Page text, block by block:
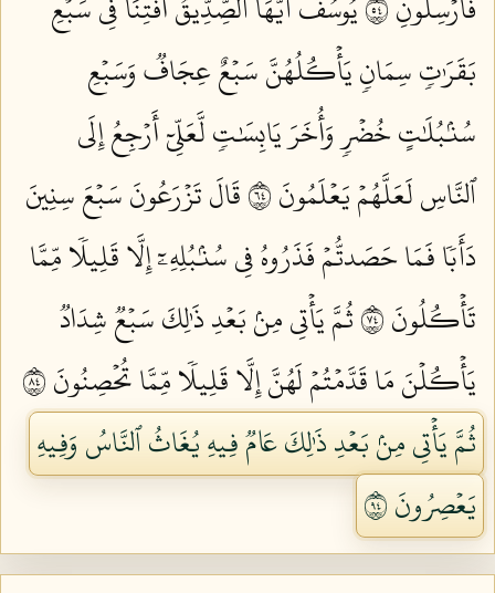
بَقَرَٰتٖ سِمَانٖ يَأۡكُلُهُنَّ سَبۡعٌ عِجَافٞ وَسَبۡعِ
سُنۢبُلَٰتٍ خُضۡرٖ وَأُخَرَ يَابِسَٰتٖ لَّعَلِّيٓ أَرۡجِعُ إِلَى
ٱلنَّاسِ لَعَلَّهُمۡ يَعۡلَمُونَ ٤٦
قَالَ تَزۡرَعُونَ سَبۡعَ سِنِينَ
دَأَبٗا فَمَا حَصَدتُّمۡ فَذَرُوهُ فِي سُنۢبُلِهِۦٓ إِلَّا قَلِيلٗا مِّمَّا
تَأۡكُلُونَ ٤٧
ثُمَّ يَأۡتِي مِنۢ بَعۡدِ ذَٰلِكَ سَبۡعٞ شِدَادٞ
يَأۡكُلۡنَ مَا قَدَّمۡتُمۡ لَهُنَّ إِلَّا قَلِيلٗا مِّمَّا تُحۡصِنُونَ ٤٨
ثُمَّ يَأۡتِي مِنۢ بَعۡدِ ذَٰلِكَ عَامٞ فِيهِ يُغَاثُ ٱلنَّاسُ وَفِيهِ
يَعۡصِرُونَ ٤٩